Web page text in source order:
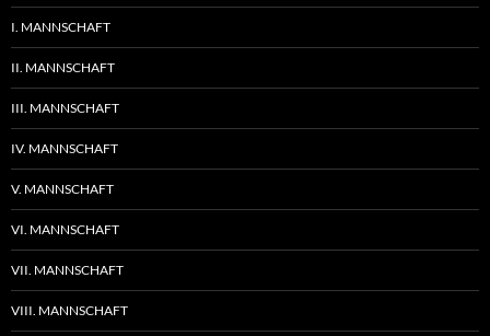
I. MANNSCHAFT
II. MANNSCHAFT
III. MANNSCHAFT
IV. MANNSCHAFT
V. MANNSCHAFT
VI. MANNSCHAFT
VII. MANNSCHAFT
VIII. MANNSCHAFT